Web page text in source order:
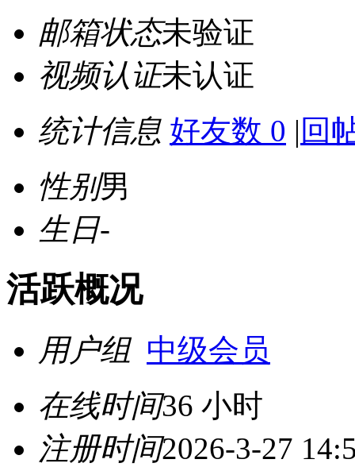
邮箱状态未验证
视频认证未认证
统计信息 好友数 0 | 回
性别男
生日-
活跃概况
用户组 中级会员
在线时间36 小时
注册时间2026-3-27